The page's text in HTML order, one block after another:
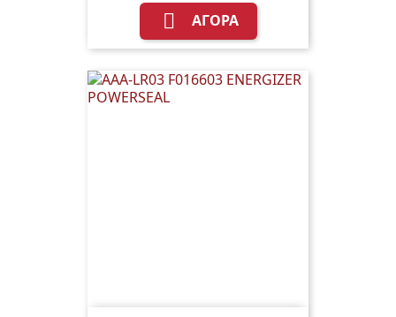
 ΑΓΟΡΆ